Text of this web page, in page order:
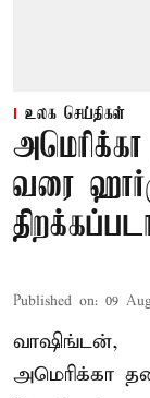
உலக செய்திகள்
வரை
Published on: 09
வாஷிங்டன்,
அமெரிக்கா